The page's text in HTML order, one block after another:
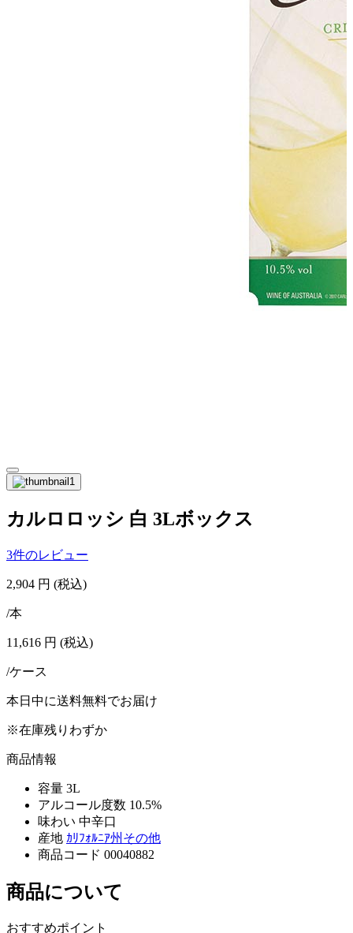
カルロロッシ 白 3Lボックス
3件のレビュー
2,904 円 (税込)
/本
11,616 円 (税込)
/ケース
本日中に送料無料でお届け
※在庫残りわずか
商品情報
容量 3L
アルコール度数 10.5%
味わい 中辛口
産地 ｶﾘﾌｫﾙﾆｱ州その他
商品コード 00040882
商品について
おすすめポイント